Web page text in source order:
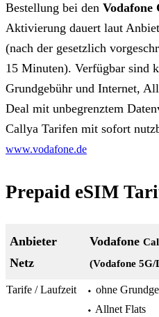
Bestellung bei den Vodafone
Aktivierung dauert laut
(nach der gesetzlich
15 Minuten). Verfügbar sind
Grundgebühr und Internet,
Deal mit unbegrenztem
Callya Tarifen mit sofort
www.vodafone.de
Prepaid eSIM
Vodafone
(Vodafone
⬩ ohne
⬩ Allnet Flats